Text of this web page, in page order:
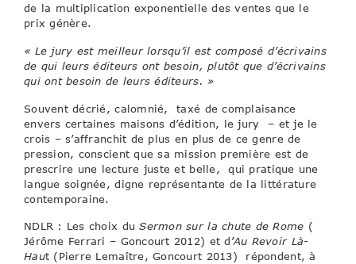
de la multiplication exponentielle des ventes que le
prix génère.
« Le jury est meilleur lorsqu’il est composé d’écrivains
de qui leurs éditeurs ont besoin, plutôt que d’écrivains
qui ont besoin de leurs éditeurs. »
Souvent décrié, calomnié, taxé de complaisance
envers certaines maisons d’édition, le jury – et je le
crois – s’affranchit de plus en plus de ce genre de
pression, conscient que sa mission première est de
prescrire une lecture juste et belle, qui pratique une
langue soignée, digne représentante de la littérature
contemporaine.
NDLR : Les choix duSermon sur la chute de Rome (
Jérôme Ferrari – Goncourt 2012) et d’Au Revoir Là-
Haut (Pierre Lemaître, Goncourt 2013) répondent, à